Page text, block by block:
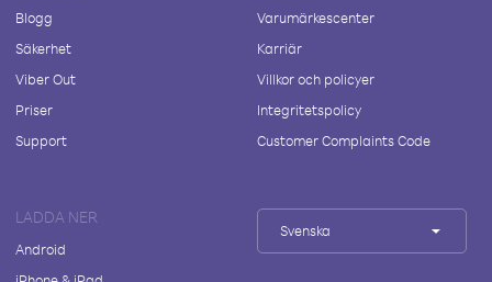
Blogg
Säkerhet
Viber Out
Priser
Support
Varumärkescenter
Karriär
Villkor och policyer
Integritetspolicy
Customer Complaints Code
LADDA NER
Android
Svenska